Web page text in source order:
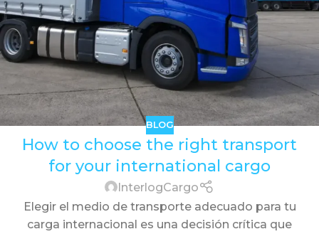
BLOG
How to choose the right transport
for your international cargo
InterlogCargo
Elegir el medio de transporte adecuado para tu
carga internacional es una decisión crítica que